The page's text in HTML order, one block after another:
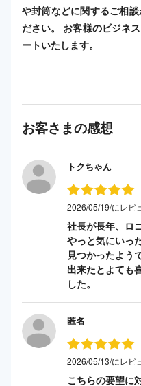
や封筒などに関するご相
ださい。 お客様のビジネ
ートいたします。
お客さまの感想
トクちゃん
2026/05/19/にレビ
社長が長年、ロ
やっと気にいっ
見つかったよう
出来たとよても
した。
匿名
2026/05/13/にレビ
こちらの要望に